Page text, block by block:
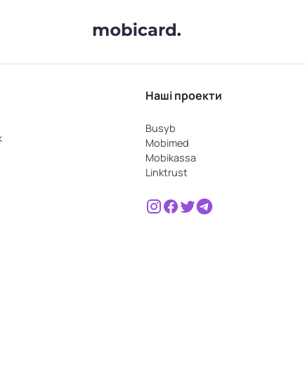
Наші проекти
Busyb
Mobimed
Mobikassa
Linktrust